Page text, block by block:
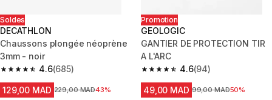
Soldes
DECATHLON
Chaussons plongée néoprène
3mm - noir
4.6
4.6 out of 5 stars from 685 reviews
(685)
129,00 MAD Prix avant la réduction
229,00 MAD43%
Promotion
GEOLOGIC
GANTIER DE PROTECTION TIR
A L'ARC
4.6
4.6 out of 5 stars from 94
(94)
49,00 MAD Prix avant la réduction
99,00 MAD50%